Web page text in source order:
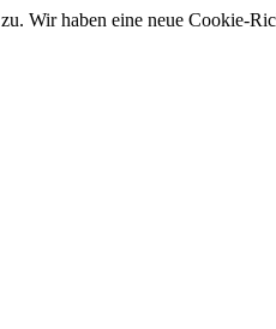
Wir haben eine neue Cookie-